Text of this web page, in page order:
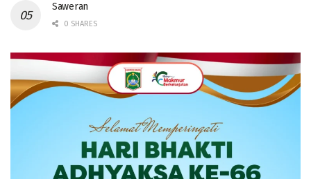
Saweran
0 SHARES